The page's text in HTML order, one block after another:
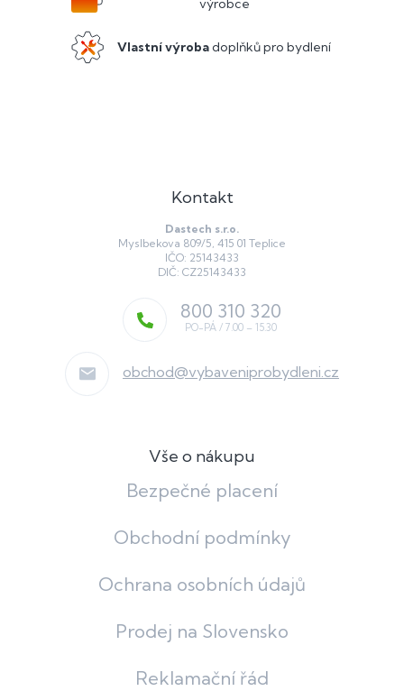
ý
i
výrobce
Vlastní výrobadoplňků pro bydlení
Kontakt
Dastech s.r.o.
Myslbekova 809/5, 415 01 Teplice
IČO: 25143433
DIČ: CZ25143433
obchod@vybaveniprobydleni.cz
800 310 320
Vše o nákupu
Bezpečné placení
Obchodní podmínky
Ochrana osobních údajů
Prodej na Slovensko
Reklamační řád